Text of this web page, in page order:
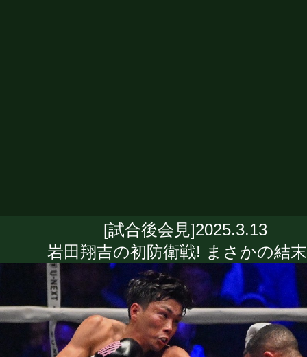
[試合後会見]2025.3.13
岩田翔吉の初防衛戦! まさかの結